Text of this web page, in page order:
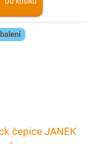
čepice JANEK